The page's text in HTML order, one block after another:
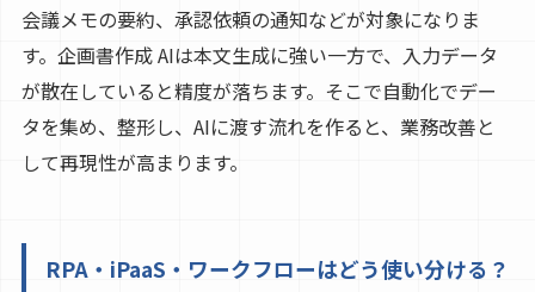
会議メモの要約、承認依頼の通知などが対象になりま
す。企画書作成 AIは本文生成に強い一方で、入力データ
が散在していると精度が落ちます。そこで自動化でデー
タを集め、整形し、AIに渡す流れを作ると、業務改善と
して再現性が高まります。
RPA・iPaaS・ワークフローはどう使い分ける？